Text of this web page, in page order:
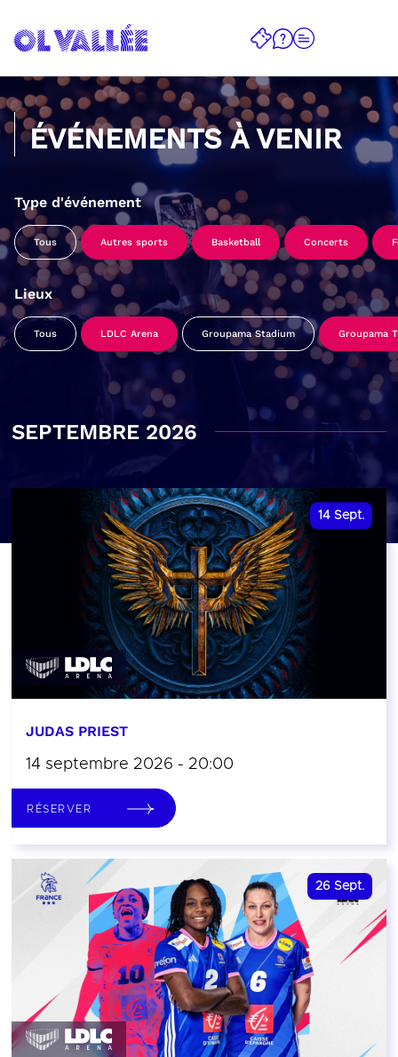
ÉVÉNEMENTS À VENIR
Type d'événement
Tous Autres sports Basketball Concerts
Lieux
Tous LDLC Arena Groupama Stadium Groupama
SEPTEMBRE 2026
14 Sept.
JUDAS PRIEST
14 septembre 2026 - 20:00
RÉSERVER
26 Sept.